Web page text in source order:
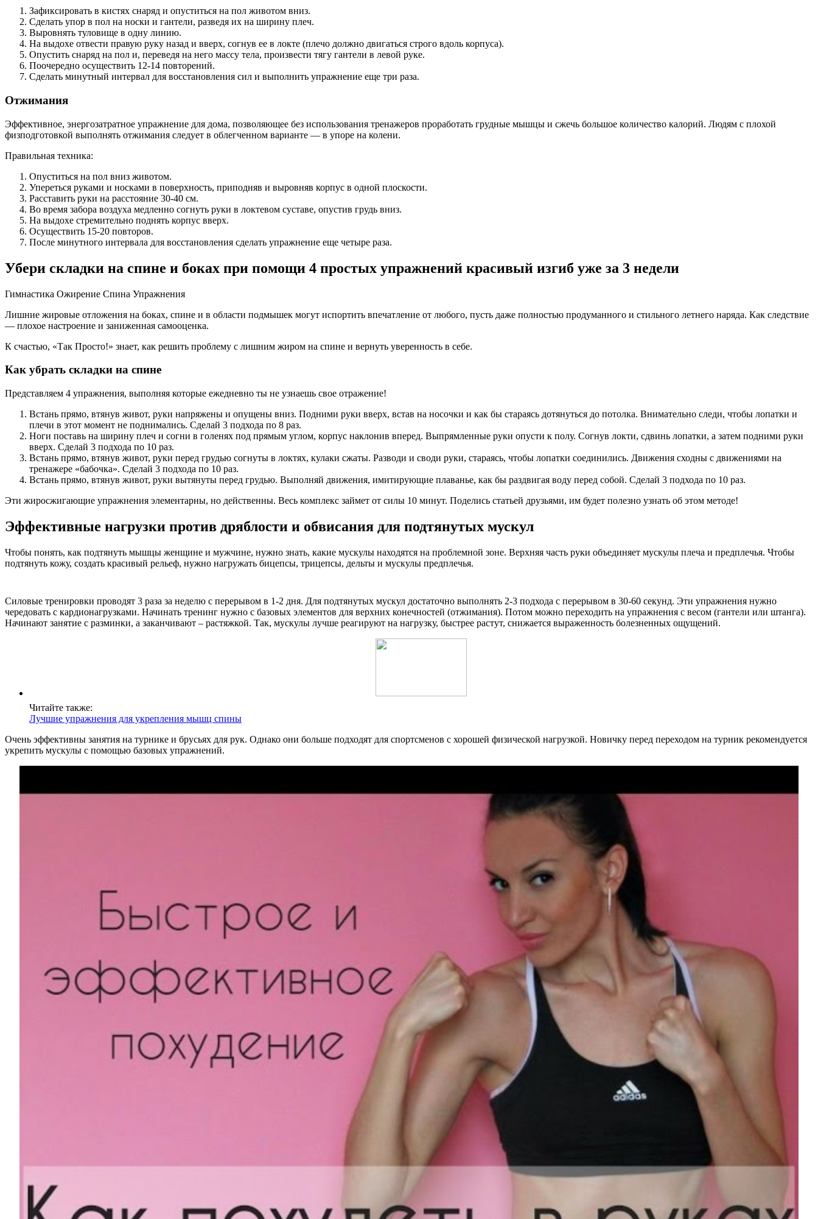
Зафиксировать в кистях снаряд и опуститься на пол животом вниз.
Сделать упор в пол на носки и гантели, разведя их на ширину плеч.
Выровнять туловище в одну линию.
На выдохе отвести правую руку назад и вверх, согнув ее в локте (плечо должно двигаться строго вдоль корпуса).
Опустить снаряд на пол и, переведя на него массу тела, произвести тягу гантели в левой руке.
Поочередно осуществить 12-14 повторений.
Сделать минутный интервал для восстановления сил и выполнить упражнение еще три раза.
Отжимания
Эффективное, энергозатратное упражнение для дома, позволяющее без использования тренажеров проработать грудные мышцы и сжечь большое количество калорий. Людям с плохой
физподготовкой выполнять отжимания следует в облегченном варианте — в упоре на колени.
Правильная техника:
Опуститься на пол вниз животом.
Упереться руками и носками в поверхность, приподняв и выровняв корпус в одной плоскости.
Расставить руки на расстояние 30-40 см.
Во время забора воздуха медленно согнуть руки в локтевом суставе, опустив грудь вниз.
На выдохе стремительно поднять корпус вверх.
Осуществить 15-20 повторов.
После минутного интервала для восстановления сделать упражнение еще четыре раза.
Убери складки на спине и боках при помощи 4 простых упражнений красивый изгиб уже за 3 недели
Гимнастика Ожирение Спина Упражнения
Лишние жировые отложения на боках, спине и в области подмышек могут испортить впечатление от любого, пусть даже полностью продуманного и стильного летнего наряда. Как следствие
— плохое настроение и заниженная самооценка.
К счастью, «Так Просто!» знает, как решить проблему с лишним жиром на спине и вернуть уверенность в себе.
Как убрать складки на спине
Представляем 4 упражнения, выполняя которые ежедневно ты не узнаешь свое отражение!
Встань прямо, втянув живот, руки напряжены и опущены вниз. Подними руки вверх, встав на носочки и как бы стараясь дотянуться до потолка. Внимательно следи, чтобы лопатки и
плечи в этот момент не поднимались. Сделай 3 подхода по 8 раз.
Ноги поставь на ширину плеч и согни в голенях под прямым углом, корпус наклонив вперед. Выпрямленные руки опусти к полу. Согнув локти, сдвинь лопатки, а затем подними руки
вверх. Сделай 3 подхода по 10 раз.
Встань прямо, втянув живот, руки перед грудью согнуты в локтях, кулаки сжаты. Разводи и своди руки, стараясь, чтобы лопатки соединились. Движения сходны с движениями на
тренажере «бабочка». Сделай 3 подхода по 10 раз.
Встань прямо, втянув живот, руки вытянуты перед грудью. Выполняй движения, имитирующие плаванье, как бы раздвигая воду перед собой. Сделай 3 подхода по 10 раз.
Эти жиросжигающие упражнения элементарны, но действенны. Весь комплекс займет от силы 10 минут. Поделись статьей друзьями, им будет полезно узнать об этом методе!
Эффективные нагрузки против дряблости и обвисания для подтянутых мускул
Чтобы понять, как подтянуть мышцы женщине и мужчине, нужно знать, какие мускулы находятся на проблемной зоне. Верхняя часть руки объединяет мускулы плеча и предплечья. Чтобы
подтянуть кожу, создать красивый рельеф, нужно нагружать бицепсы, трицепсы, дельты и мускулы предплечья.
Силовые тренировки проводят 3 раза за неделю с перерывом в 1-2 дня. Для подтянутых мускул достаточно выполнять 2-3 подхода с перерывом в 30-60 секунд. Эти упражнения нужно
чередовать с кардионагрузками. Начинать тренинг нужно с базовых элементов для верхних конечностей (отжимания). Потом можно переходить на упражнения с весом (гантели или штанга).
Начинают занятие с разминки, а заканчивают – растяжкой. Так, мускулы лучше реагируют на нагрузку, быстрее растут, снижается выраженность болезненных ощущений.
Читайте также:
Лучшие упражнения для укрепления мышц спины
Очень эффективны занятия на турнике и брусьях для рук. Однако они больше подходят для спортсменов с хорошей физической нагрузкой. Новичку перед переходом на турник рекомендуется
укрепить мускулы с помощью базовых упражнений.